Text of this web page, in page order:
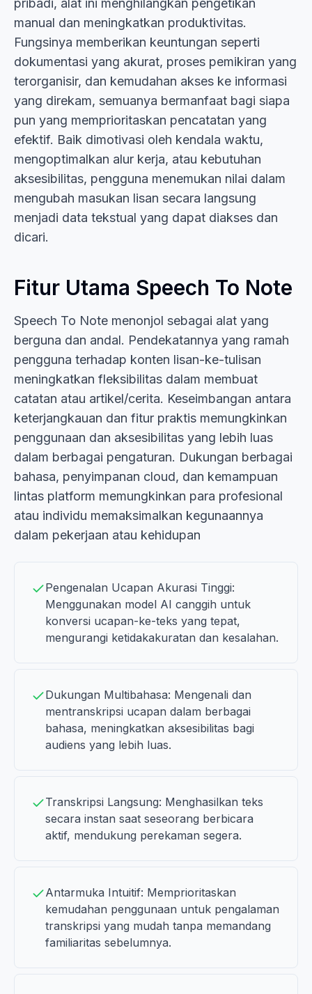
pribadi, alat ini menghilangkan pengetikan
manual dan meningkatkan produktivitas.
Fungsinya memberikan keuntungan seperti
dokumentasi yang akurat, proses pemikiran yang
terorganisir, dan kemudahan akses ke informasi
yang direkam, semuanya bermanfaat bagi siapa
pun yang memprioritaskan pencatatan yang
efektif. Baik dimotivasi oleh kendala waktu,
mengoptimalkan alur kerja, atau kebutuhan
aksesibilitas, pengguna menemukan nilai dalam
mengubah masukan lisan secara langsung
menjadi data tekstual yang dapat diakses dan
dicari.
Fitur Utama Speech To Note
Speech To Note menonjol sebagai alat yang
berguna dan andal. Pendekatannya yang ramah
pengguna terhadap konten lisan-ke-tulisan
meningkatkan fleksibilitas dalam membuat
catatan atau artikel/cerita. Keseimbangan antara
keterjangkauan dan fitur praktis memungkinkan
penggunaan dan aksesibilitas yang lebih luas
dalam berbagai pengaturan. Dukungan berbagai
bahasa, penyimpanan cloud, dan kemampuan
lintas platform memungkinkan para profesional
atau individu memaksimalkan kegunaannya
dalam pekerjaan atau kehidupan
Pengenalan Ucapan Akurasi Tinggi:
Menggunakan model AI canggih untuk
konversi ucapan-ke-teks yang tepat,
mengurangi ketidakakuratan dan kesalahan.
Dukungan Multibahasa: Mengenali dan
mentranskripsi ucapan dalam berbagai
bahasa, meningkatkan aksesibilitas bagi
audiens yang lebih luas.
Transkripsi Langsung: Menghasilkan teks
secara instan saat seseorang berbicara
aktif, mendukung perekaman segera.
Antarmuka Intuitif: Memprioritaskan
kemudahan penggunaan untuk pengalaman
transkripsi yang mudah tanpa memandang
familiaritas sebelumnya.